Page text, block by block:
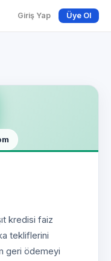
Giriş Yap Üye Ol
kredisi faiz
tekliflerini
geri ödemeyi